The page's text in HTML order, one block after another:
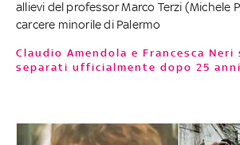
allievi del professor Marco Terzi (Michele
carcere minorile di Palermo
Claudio Amendola e Francesca Neri si sono
separati ufficialmente dopo 25 anni.